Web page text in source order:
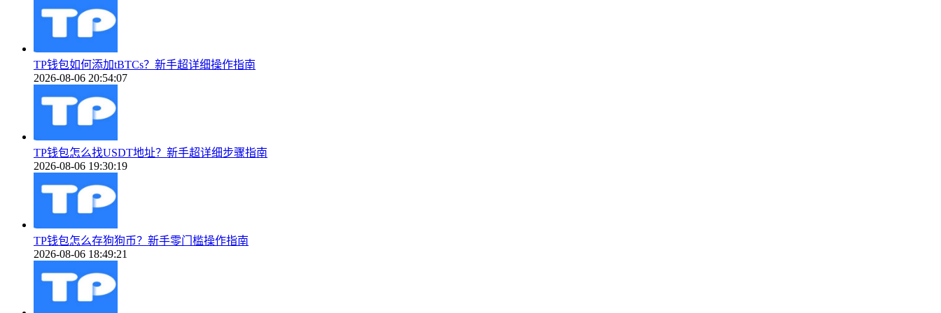
TP钱包如何添加tBTCs？新手超详细操作指南
2026-08-06 20:54:07
TP钱包怎么找USDT地址？新手超详细步骤指南
2026-08-06 19:30:19
TP钱包怎么存狗狗币？新手零门槛操作指南
2026-08-06 18:49:21